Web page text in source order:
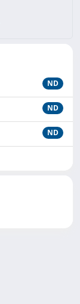
ND
ND
ND